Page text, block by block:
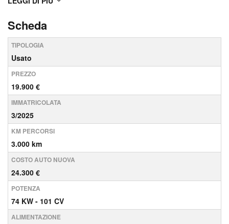
Safety per guidatore, Alzacristalli elettrici
posteriori,...
Scheda
TIPOLOGIA
Usato
PREZZO
19.900 €
IMMATRICOLATA
3/2025
KM PERCORSI
3.000 km
COSTO AUTO NUOVA
24.300 €
POTENZA
74 KW - 101 CV
ALIMENTAZIONE